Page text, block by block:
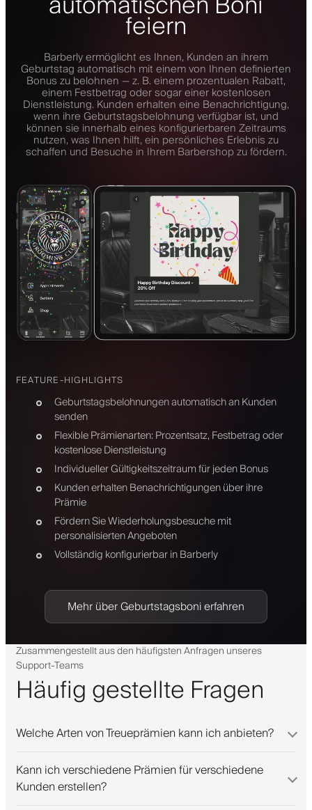
feiern
Barberly ermöglicht es Ihnen, Kunden an ihrem
Geburtstag automatisch mit einem von Ihnen definierten
Bonus zu belohnen — z. B. einem prozentualen Rabatt,
einem Festbetrag oder sogar einer kostenlosen
Dienstleistung. Kunden erhalten eine Benachrichtigung,
wenn ihre Geburtstagsbelohnung verfügbar ist, und
können sie innerhalb eines konfigurierbaren Zeitraums
nutzen, was Ihnen hilft, ein persönliches Erlebnis zu
schaffen und Besuche in Ihrem Barbershop zu fördern.
FEATURE-HIGHLIGHTS
Geburtstagsbelohnungen automatisch an Kunden
senden
Flexible Prämienarten: Prozentsatz, Festbetrag oder
kostenlose Dienstleistung
Individueller Gültigkeitszeitraum für jeden Bonus
Kunden erhalten Benachrichtigungen über ihre
Prämie
Fördern Sie Wiederholungsbesuche mit
personalisierten Angeboten
Vollständig konfigurierbar in Barberly
Mehr über Geburtstagsboni erfahren
Zusammengestellt aus den häufigsten Anfragen unseres
Support-Teams
Häufig gestellte Fragen
Welche Arten von Treueprämien kann ich anbieten?
Kann ich verschiedene Prämien für verschiedene
Kunden erstellen?